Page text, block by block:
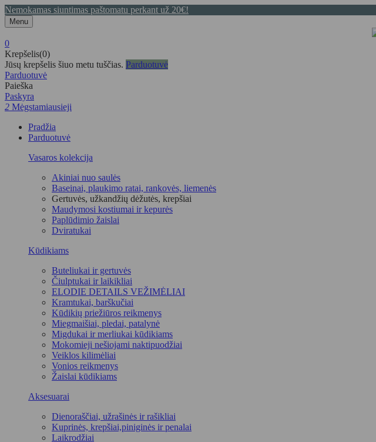
Nemokamas siuntimas paštomatu perkant už 20€!
Menu
0
Krepšelis(0)
Jūsų krepšelis šiuo metu tuščias. Parduotuvė
Parduotuvė
Paieška
Paskyra
2 Mėgstamiausieji
Pradžia
Parduotuvė
Vasaros kolekcija
Akiniai nuo saulės
Baseinai, plaukimo ratai, rankovės, liemenės
Gertuvės, užkandžių dėžutės, krepšiai
Maudymosi kostiumai ir kepurės
Paplūdimio žaislai
Dviratukai
Kūdikiams
Buteliukai ir gertuvės
Čiulptukai ir laikikliai
ELODIE DETAILS VEŽIMĖLIAI
Kramtukai, barškučiai
Kūdikių priežiūros reikmenys
Miegmaišiai, pledai, patalynė
Migdukai ir merliukai kūdikiams
Mokomieji nešiojami naktipuodžiai
Veiklos kilimėliai
Vonios reikmenys
Žaislai kūdikiams
Aksesuarai
Dienoraščiai, užrašinės ir rašikliai
Kuprinės, krepšiai,piniginės ir penalai
Laikrodžiai